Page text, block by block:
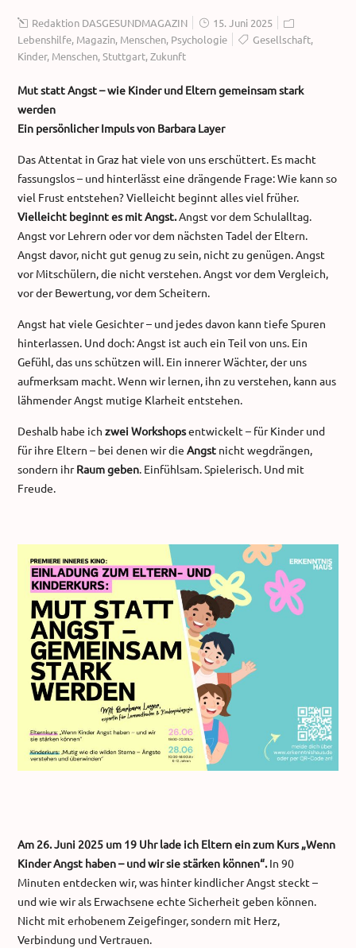
Redaktion DASGESUNDMAGAZIN
15. Juni 2025
Lebenshilfe, Magazin, Menschen, Psychologie Gesellschaft,
Kinder, Menschen,Stuttgart,Zukunft
Mut statt Angst – wie Kinder und Eltern gemeinsam stark
werden
Ein persönlicher Impuls von Barbara Layer
Das Attentat in Graz hat viele von uns erschüttert. Es macht
fassungslos – und hinterlässt eine drängende Frage: Wie kann so
viel Frust entstehen? Vielleicht beginnt alles viel früher.
Vielleicht beginnt es mit Angst.Angst vor dem Schulalltag.
Angst vor Lehrern oder vor dem nächsten Tadel der Eltern.
Angst davor, nicht gut genug zu sein, nicht zu genügen. Angst
vor Mitschülern, die nicht verstehen. Angst vor dem Vergleich,
vor der Bewertung, vor dem Scheitern.
Angst hat viele Gesichter – und jedes davon kann tiefe Spuren
hinterlassen. Und doch: Angst ist auch ein Teil von uns. Ein
Gefühl, das uns schützen will. Ein innerer Wächter, der uns
aufmerksam macht. Wenn wir lernen, ihn zu verstehen, kann aus
lähmender Angst mutige Klarheit entstehen.
Deshalb habe ichzwei Workshopsentwickelt – für Kinder und
für ihre Eltern – bei denen wir dieAngst nicht wegdrängen,
sondern ihrRaum geben. Einfühlsam. Spielerisch. Und mit
Freude.
Am 26. Juni 2025 um 19 Uhr lade ich Eltern ein zum Kurs „Wenn
Kinder Angst haben – und wir sie stärken können“.In 90
Minuten entdecken wir, was hinter kindlicher Angst steckt –
und wie wir als Erwachsene echte Sicherheit geben können.
Nicht mit erhobenem Zeigefinger, sondern mit Herz,
Verbindung und Vertrauen.